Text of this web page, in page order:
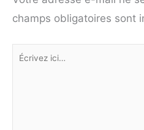
champs obligatoires sont
Écrivez